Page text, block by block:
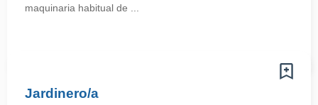
maquinaria habitual de ...
Jardinero/a